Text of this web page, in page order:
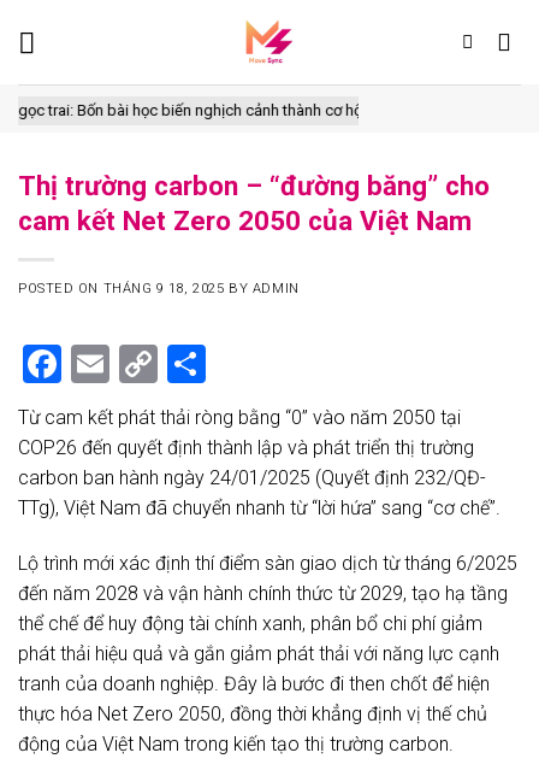
Bốn bài học biến nghịch cảnh thành cơ hội
Thị trường carbon – “đường băng” cho
cam kết Net Zero 2050 của Việt Nam
POSTED ON THÁNG 9 18, 2025 BY ADMIN
Facebook
EmailCopy
Link
Từ cam kết phát thải ròng bằng “0” vào năm 2050 tại
COP26 đến quyết định thành lập và phát triển thị trường
carbon ban hành ngày 24/01/2025 (Quyết định 232/QĐ-
TTg), Việt Nam đã chuyển nhanh từ “lời hứa” sang “cơ chế”.
Lộ trình mới xác định thí điểm sàn giao dịch từ tháng 6/2025
đến năm 2028 và vận hành chính thức từ 2029, tạo hạ tầng
thể chế để huy động tài chính xanh, phân bổ chi phí giảm
phát thải hiệu quả và gắn giảm phát thải với năng lực cạnh
tranh của doanh nghiệp. Đây là bước đi then chốt để hiện
thực hóa Net Zero 2050, đồng thời khẳng định vị thế chủ
động của Việt Nam trong kiến tạo thị trường carbon.